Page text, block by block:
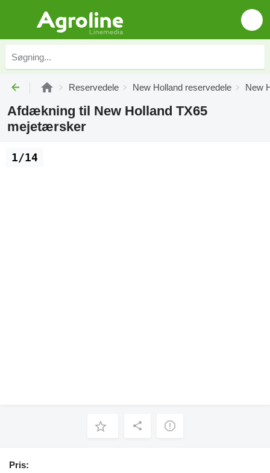
Reservedele New Holland reservedele New
Afdækning til New Holland TX65
mejetærsker
1/14
Pris: